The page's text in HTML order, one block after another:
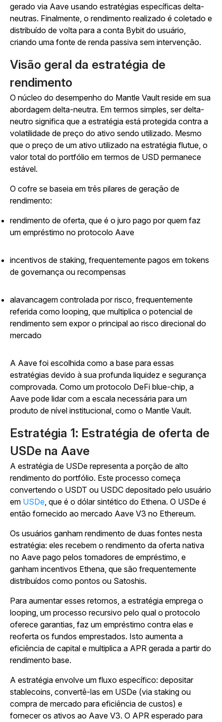
gerado via Aave usando estratégias específicas delta-
neutras. Finalmente, o rendimento realizado é coletado e
distribuído de volta para a conta Bybit do usuário,
criando uma fonte de renda passiva sem intervenção.
Visão geral da estratégia de
rendimento
O núcleo do desempenho do Mantle Vault reside em sua
abordagem delta-neutra. Em termos simples, ser delta-
neutro significa que a estratégia está protegida contra a
volatilidade de preço do ativo sendo utilizado. Mesmo
que o preço de um ativo utilizado na estratégia flutue, o
valor total do portfólio em termos de USD permanece
estável.
O cofre se baseia em três pilares de geração de
rendimento:
rendimento de oferta, que é o juro pago por quem faz
um empréstimo no protocolo Aave
incentivos de staking, frequentemente pagos em tokens
de governança ou recompensas
alavancagem controlada por risco, frequentemente
referida como looping, que multiplica o potencial de
rendimento sem expor o principal ao risco direcional do
mercado
A Aave foi escolhida como a base para essas
estratégias devido à sua profunda liquidez e segurança
comprovada. Como um protocolo DeFi blue-chip, a
Aave pode lidar com a escala necessária para um
produto de nível institucional, como o Mantle Vault.
Estratégia 1: Estratégia de oferta de
USDe na Aave
A estratégia de USDe representa a porção de alto
rendimento do portfólio. Este processo começa
convertendo o USDT ou USDC depositado pelo usuário
em USDe, que é o dólar sintético do Ethena. O USDe é
então fornecido ao mercado Aave V3 no Ethereum.
Os usuários ganham rendimento de duas fontes nesta
estratégia: eles recebem o rendimento da oferta nativa
no Aave pago pelos tomadores de empréstimo, e
ganham incentivos Ethena, que são frequentemente
distribuídos como pontos ou Satoshis.
Para aumentar esses retornos, a estratégia emprega o
looping, um processo recursivo pelo qual o protocolo
oferece garantias, faz um empréstimo contra elas e
reoferta os fundos emprestados. Isto aumenta a
eficiência de capital e multiplica a APR gerada a partir do
rendimento base.
A estratégia envolve um fluxo específico: depositar
stablecoins, convertê-las em USDe (via staking ou
compra de mercado para eficiência de custos) e
fornecer os ativos ao Aave V3. O APR esperado para